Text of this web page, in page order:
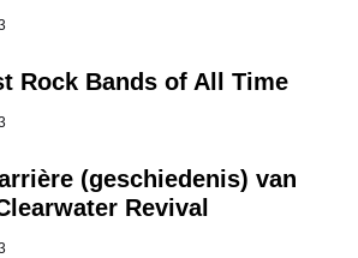
Rock Bands of All Time
(geschiedenis) van
Revival